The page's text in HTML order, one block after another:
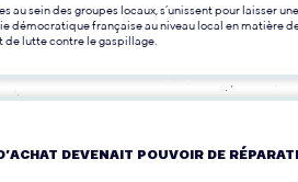
au sein des groupes locaux, s’unissent pour laisser une
démocratique française au niveau local en matière
lutte contre le gaspillage.
DEVENAIT POUVOIR DE